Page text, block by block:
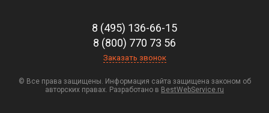
8 (495) 136-66-15
8 (800) 770 73 56
Заказать звонок
© Все права защищены. Информация сайта защищена законом об
авторских правах. Разработано в BestWebService.ru